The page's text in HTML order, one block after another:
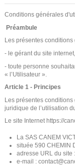
Conditions générales
Préambule
Les présentes
- le gérant du site
- toute personne
« l’Utilisateur ».
Article 1 - Principes
Les présentes
juridique de l’utilisation
Le site Internet https://
La SAS CANEM
située 590 CHEMIN
adresse URL du site
e-mail :